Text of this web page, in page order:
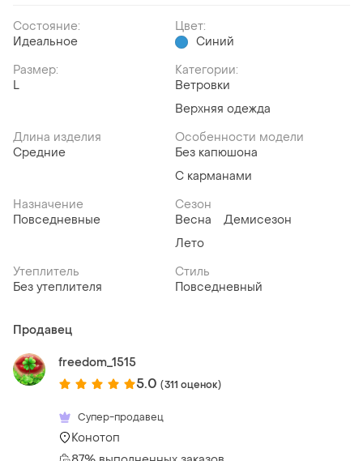
Состояние:
Идеальное
Цвет:
Синий
Размер:
L
Категории:
Ветровки
Верхняя одежда
Длина изделия
Средние
Особенности модели
Без капюшона
С карманами
Назначение
Повседневные
Сезон
Весна
Демисезон
Лето
Утеплитель
Без утеплителя
Стиль
Повседневный
Продавец
freedom_1515
5.0 (311 оценок)
Супер-продавец
Конотоп